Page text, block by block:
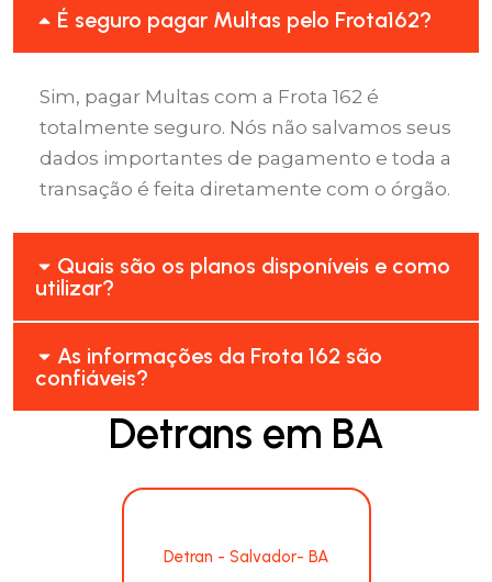
É seguro pagar Multas pelo Frota162?
Sim, pagar Multas com a Frota 162 é
totalmente seguro. Nós não salvamos seus
dados importantes de pagamento e toda a
transação é feita diretamente com o órgão.
Quais são os planos disponíveis e como
utilizar?
As informações da Frota 162 são
confiáveis?
Detrans em BA
Detran - Salvador- BA